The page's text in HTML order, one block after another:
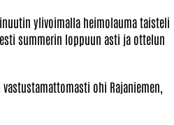
ylivoimalla heimolauma taisteli
summerin loppuun asti ja ottelun
ohi Rajaniemen,